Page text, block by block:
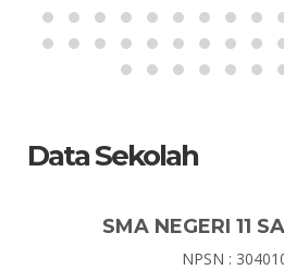
Data Sekolah
SMA NEGERI 11
NPSN :